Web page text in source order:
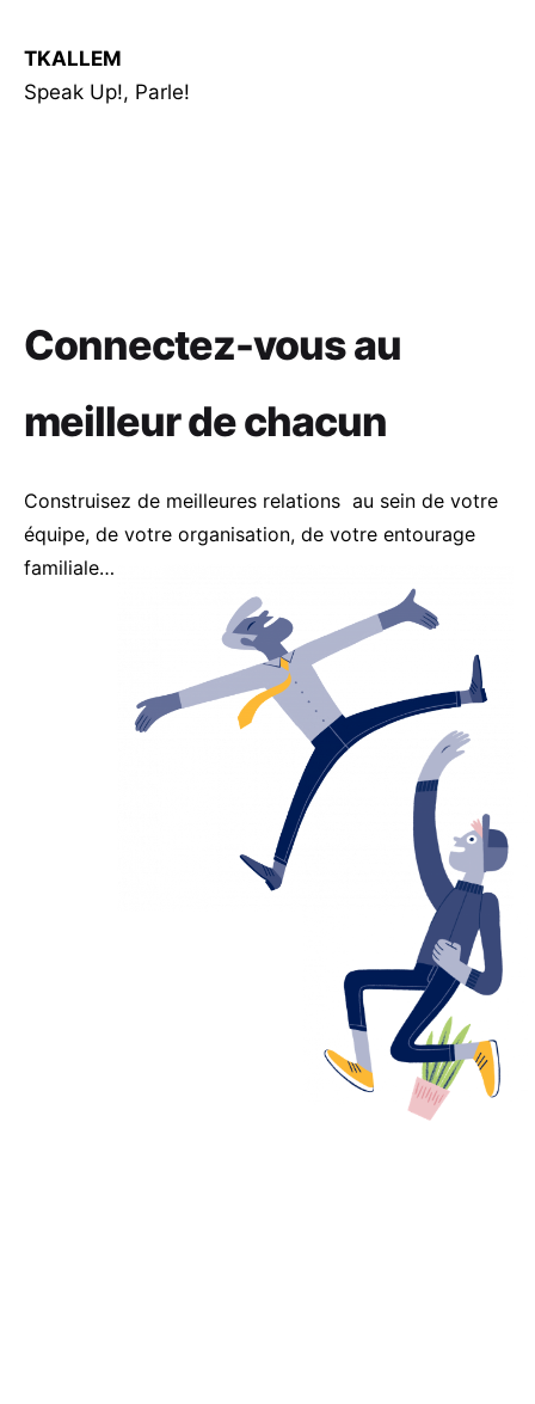
TKALLEM
Speak Up!, Parle!
Connectez-vous au
meilleur de chacun
Construisez de meilleures relations au sein de votre
équipe, de votre organisation, de votre entourage
familiale…